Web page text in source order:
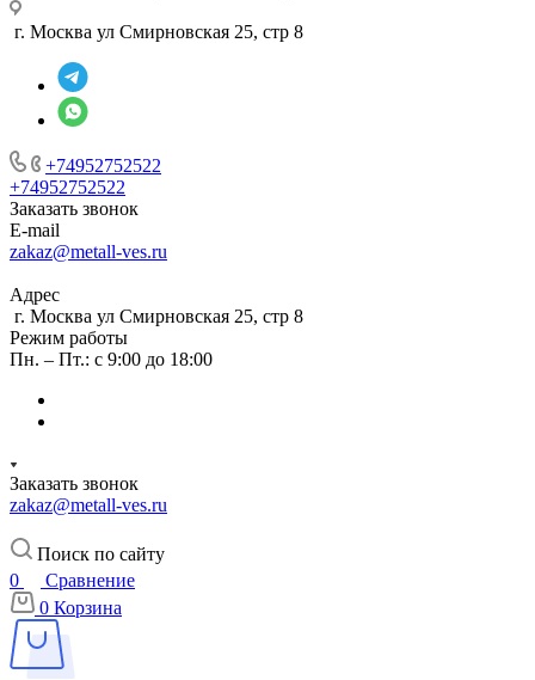
г. Москва ул Смирновская 25, стр 8
+74952752522
+74952752522
Заказать звонок
E-mail
zakaz@metall-ves.ru
Адрес
г. Москва ул Смирновская 25, стр 8
Режим работы
Пн. – Пт.: с 9:00 до 18:00
Заказать звонок
zakaz@metall-ves.ru
Поиск по сайту
0
Сравнение
0 Корзина